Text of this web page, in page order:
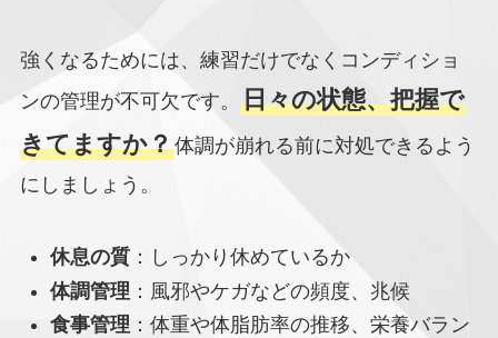
強くなるためには、練習だけでなくコンディショ
ンの管理が不可欠です。 日々の状態、把握で
きてますか？体調が崩れる前に対処できるよう
にしましょう。
休息の質：しっかり休めているか
体調管理 ：風邪やケガなどの頻度、兆候
食事管理 ：体重や体脂肪率の推移、栄養バラン